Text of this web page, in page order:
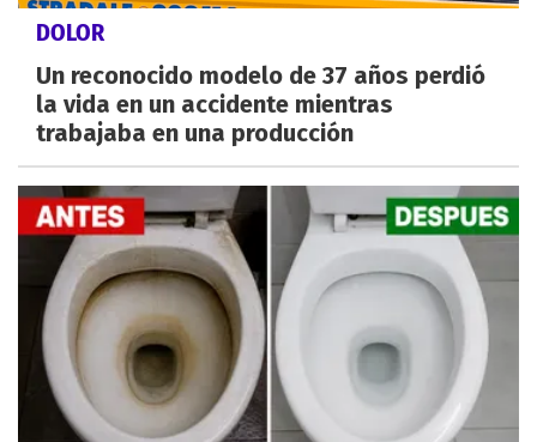
DOLOR
Un reconocido modelo de 37 años perdió
la vida en un accidente mientras
trabajaba en una producción